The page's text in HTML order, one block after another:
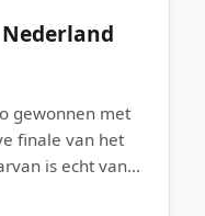
gewonnen met
finale van het
is echt van